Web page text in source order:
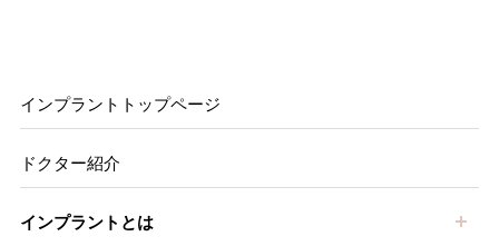
インプラントトップページ
ドクター紹介
インプラントとは